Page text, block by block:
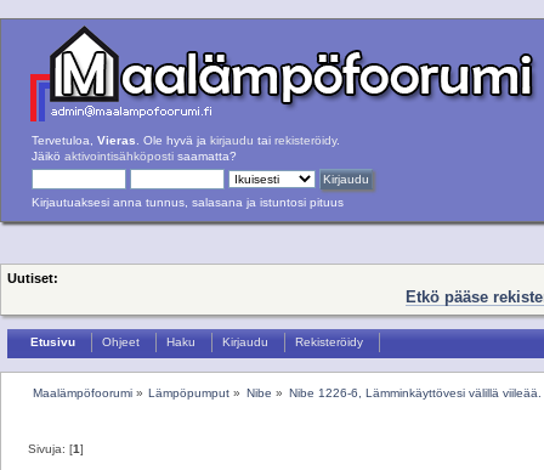
Tervetuloa, Vieras . Ole hyvä ja kirjaudu tai rekisteröidy.
Jäikö aktivointisähköposti saamatta?
Kirjautuaksesi anna tunnus, salasana ja istuntosi pituus
Uutiset:
Etkö pääse
Etusivu Ohjeet Haku Kirjaudu Rekisteröidy
Maalämpöfoorumi» Lämpöpumput » Nibe » Nibe 1226-6, Lämminkäyttövesi välillä viileää.
Sivuja: [1]